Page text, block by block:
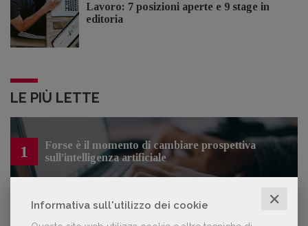
Informativa sull'utilizzo dei cookie ✕
Lavoro: 7 posizioni aperte e 9 stage in
editoria
LE PIÙ LETTE
1
Forse è il momento di cambiare prospettiva
sull’intelligenza artificiale